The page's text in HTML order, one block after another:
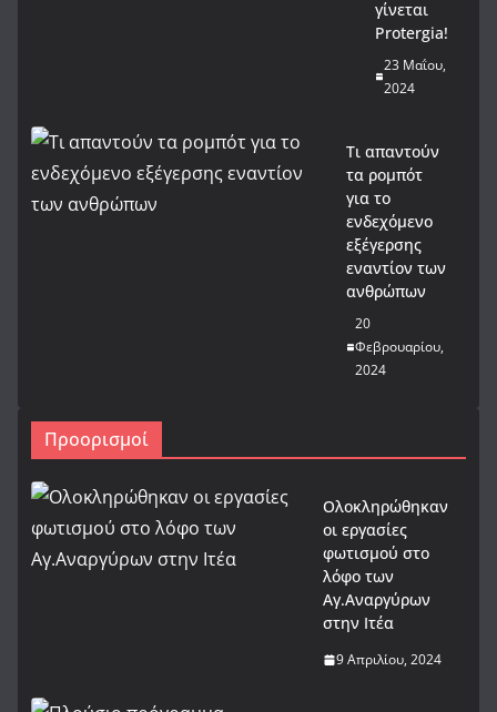
γίνεται
Protergia!
23 Μαΐου,
2024
Τι απαντούν
τα ρομπότ
για το
ενδεχόμενο
εξέγερσης
εναντίον των
ανθρώπων
20
Φεβρουαρίου,
2024
Προορισμοί
Ολοκληρώθηκαν
οι εργασίες
φωτισμού στο
λόφο των
Αγ.Αναργύρων
στην Ιτέα
9 Απριλίου, 2024